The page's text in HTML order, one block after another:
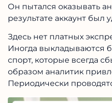
Он пытался оказывать
результате аккаунт был
Здесь нет платных
Иногда выкладываются
спорт, которые всегда
образом аналитик
Периодически